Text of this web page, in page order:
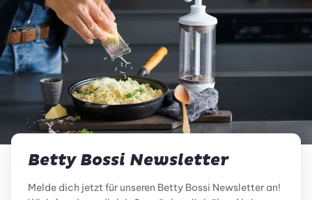
Betty Bossi Newsletter
Melde dich jetzt für unseren Betty Bossi Newsletter an!